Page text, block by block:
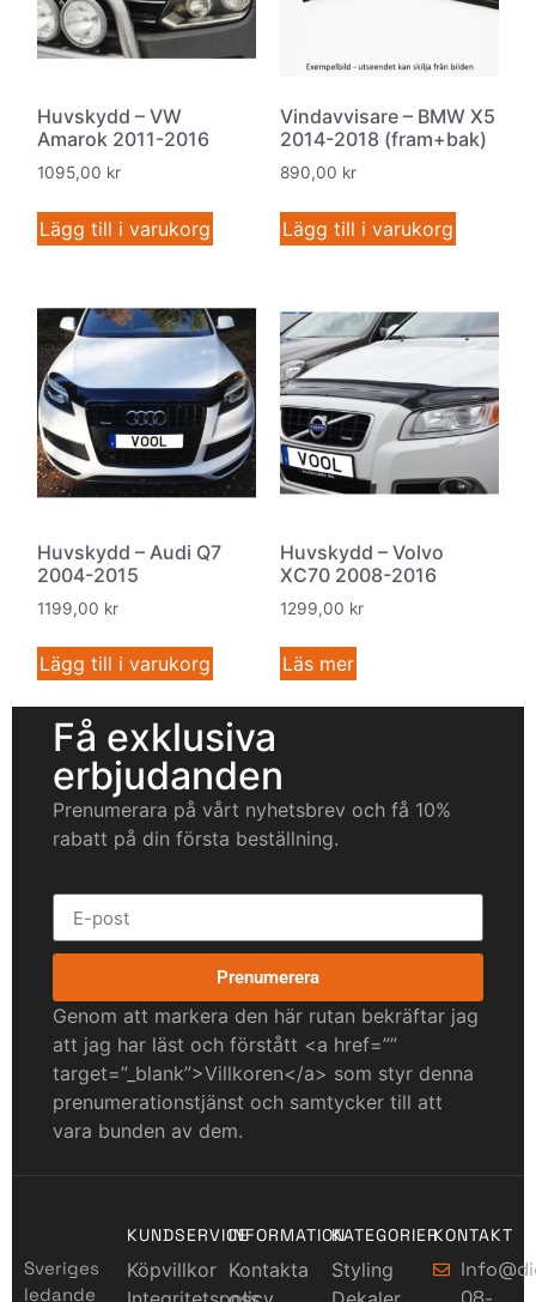
Huvskydd – VW
Amarok 2011-2016
1095,00 kr
Lägg till i varukorg
Vindavvisare – BMW X5
2014-2018 (fram+bak)
890,00 kr
Lägg till i varukorg
Huvskydd – Audi Q7
2004-2015
1199,00 kr
Lägg till i varukorg
Huvskydd – Volvo
XC70 2008-2016
1299,00 kr
Läs mer
Få exklusiva
erbjudanden
Prenumerara på vårt nyhetsbrev och få 10%
rabatt på din första beställning.
Prenumerera
Genom att markera den här rutan bekräftar jag
att jag har läst och förstått <a href=””
target=”_blank”>Villkoren</a> som styr denna
prenumerationstjänst och samtycker till att
vara bunden av dem.
Sveriges
ledande
KUNDSERVICE
Köpvillkor
INFORMATION
Kontakta
KATEGORIER
Styling
KONTAKT